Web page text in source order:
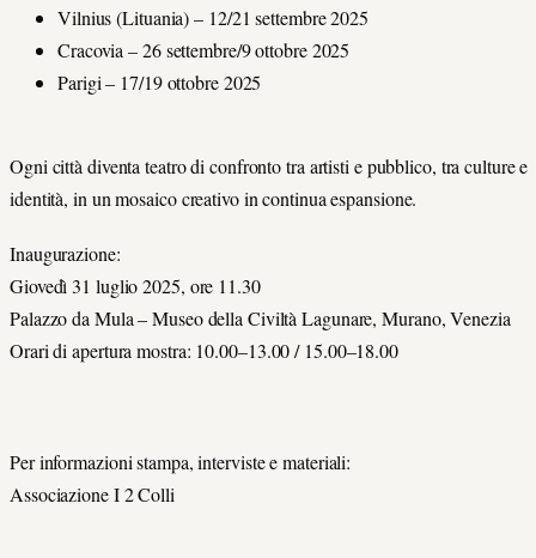
Vilnius(Lituania) – 12/21 settembre 2025
Cracovia– 26 settembre/9 ottobre 2025
Parigi– 17/19 ottobre 2025
Ogni città diventa teatro di confronto tra artisti e pubblico, tra culture e
identità, in un mosaico creativo in continua espansione.
Inaugurazione:
Giovedì 31 luglio 2025, ore 11.30
Palazzo da Mula – Museo della Civiltà Lagunare, Murano, Venezia
Orari di apertura mostra: 10.00–13.00 / 15.00–18.00
Per informazioni stampa, interviste e materiali:
AssociazioneI 2 Colli